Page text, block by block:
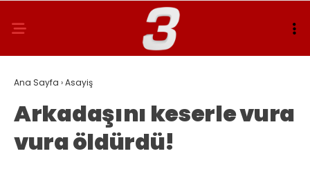
Ana Sayfa ›Asayiş
Arkadaşını keserle vura
vura öldürdü!